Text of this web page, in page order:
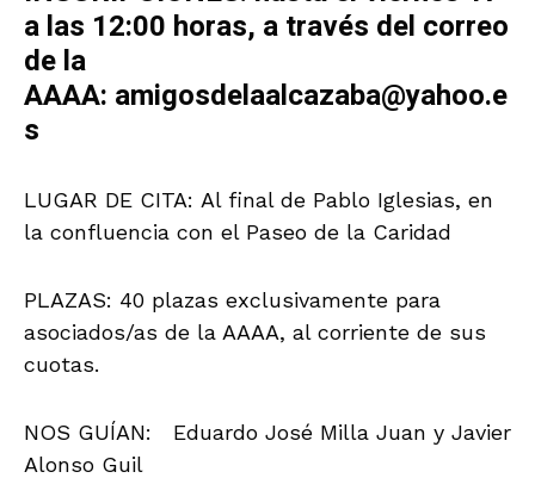
a las 12:00 horas, a través del correo
de la
AAAA: amigosdelaalcazaba@yahoo.e
s
LUGAR DE CITA: Al final de Pablo Iglesias, en
la confluencia con el Paseo de la Caridad
PLAZAS: 40 plazas exclusivamente para
asociados/as de la AAAA, al corriente de sus
cuotas.
NOS GUÍAN: Eduardo José Milla Juan y Javier
Alonso Guil